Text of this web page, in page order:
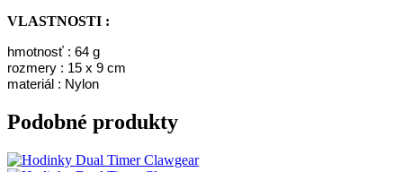
VLASTNOSTI :
hmotnosť : 64 g
rozmery : 15 x 9 cm
materiál : Nylon
Podobné produkty